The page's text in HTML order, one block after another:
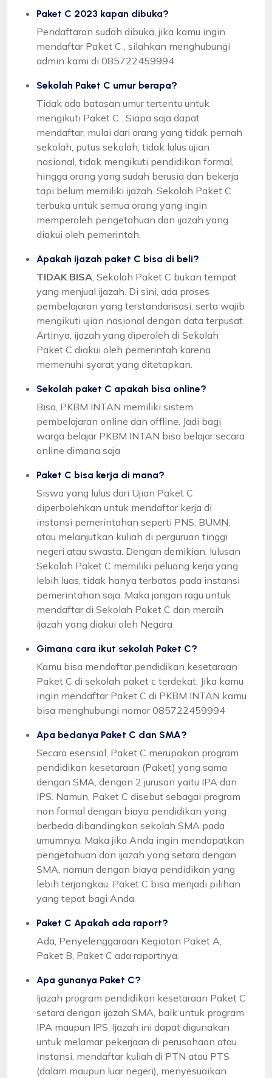
Paket C 2023 kapan dibuka?
Pendaftaran sudah dibuka, jika kamu ingin
mendaftar Paket C , silahkan menghubungi
admin kami di 085722459994
Sekolah Paket C umur berapa?
Tidak ada batasan umur tertentu untuk
mengikuti Paket C . Siapa saja dapat
mendaftar, mulai dari orang yang tidak pernah
sekolah, putus sekolah, tidak lulus ujian
nasional, tidak mengikuti pendidikan formal,
hingga orang yang sudah berusia dan bekerja
tapi belum memiliki ijazah. Sekolah Paket C
terbuka untuk semua orang yang ingin
memperoleh pengetahuan dan ijazah yang
diakui oleh pemerintah.
Apakah ijazah paket C bisa di beli?
TIDAK BISA , Sekolah Paket C bukan tempat
yang menjual ijazah. Di sini, ada proses
pembelajaran yang terstandarisasi, serta wajib
mengikuti ujian nasional dengan data terpusat.
Artinya, ijazah yang diperoleh di Sekolah
Paket C diakui oleh pemerintah karena
memenuhi syarat yang ditetapkan.
Sekolah paket C apakah bisa online?
Bisa, PKBM INTAN memiliki sistem
pembelajaran online dan offline. Jadi bagi
warga belajar PKBM INTAN bisa belajar secara
online dimana saja
Paket C bisa kerja di mana?
Siswa yang lulus dari Ujian Paket C
diperbolehkan untuk mendaftar kerja di
instansi pemerintahan seperti PNS, BUMN,
atau melanjutkan kuliah di perguruan tinggi
negeri atau swasta. Dengan demikian, lulusan
Sekolah Paket C memiliki peluang kerja yang
lebih luas, tidak hanya terbatas pada instansi
pemerintahan saja. Maka jangan ragu untuk
mendaftar di Sekolah Paket C dan meraih
ijazah yang diakui oleh Negara
Gimana cara ikut sekolah Paket C?
Kamu bisa mendaftar pendidikan kesetaraan
Paket C di sekolah paket c terdekat. Jika kamu
ingin mendaftar Paket C di PKBM INTAN kamu
bisa menghubungi nomor 085722459994
Apa bedanya Paket C dan SMA?
Secara esensial, Paket C merupakan program
pendidikan kesetaraan (Paket) yang sama
dengan SMA, dengan 2 jurusan yaitu IPA dan
IPS. Namun, Paket C disebut sebagai program
non formal dengan biaya pendidikan yang
berbeda dibandingkan sekolah SMA pada
umumnya. Maka jika Anda ingin mendapatkan
pengetahuan dan ijazah yang setara dengan
SMA, namun dengan biaya pendidikan yang
lebih terjangkau, Paket C bisa menjadi pilihan
yang tepat bagi Anda.
Paket C Apakah ada raport?
Ada, Penyelenggaraan Kegiatan Paket A,
Paket B, Paket C ada raportnya.
Apa gunanya Paket C?
Ijazah program pendidikan kesetaraan Paket C
setara dengan ijazah SMA, baik untuk program
IPA maupun IPS. Ijazah ini dapat digunakan
untuk melamar pekerjaan di perusahaan atau
instansi, mendaftar kuliah di PTN atau PTS
(dalam maupun luar negeri), menyesuaikan